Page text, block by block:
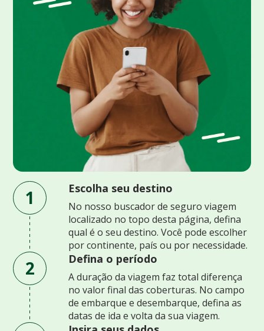
1 Escolha seu destino
No nosso buscador de seguro viagem
localizado no topo desta página, defina
qual é o seu destino. Você pode escolher
por continente, país ou por necessidade.
2 Defina o período
A duração da viagem faz total diferença
no valor final das coberturas. No campo
de embarque e desembarque, defina as
datas de ida e volta da sua viagem.